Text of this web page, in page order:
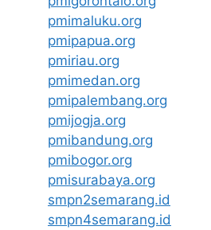
pmimaluku.org
pmipapua.org
pmiriau.org
pmimedan.org
pmipalembang.org
pmijogja.org
pmibandung.org
pmibogor.org
pmisurabaya.org
smpn2semarang.id
smpn4semarang.id